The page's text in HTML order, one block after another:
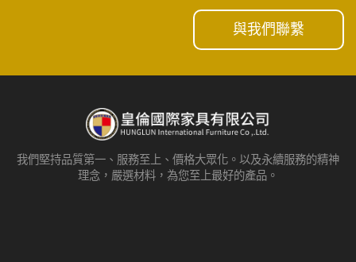
與我們聯繫
我們堅持品質第一、服務至上、價格大眾化。以及永續服務的精神
理念，嚴選材料，為您至上最好的產品。